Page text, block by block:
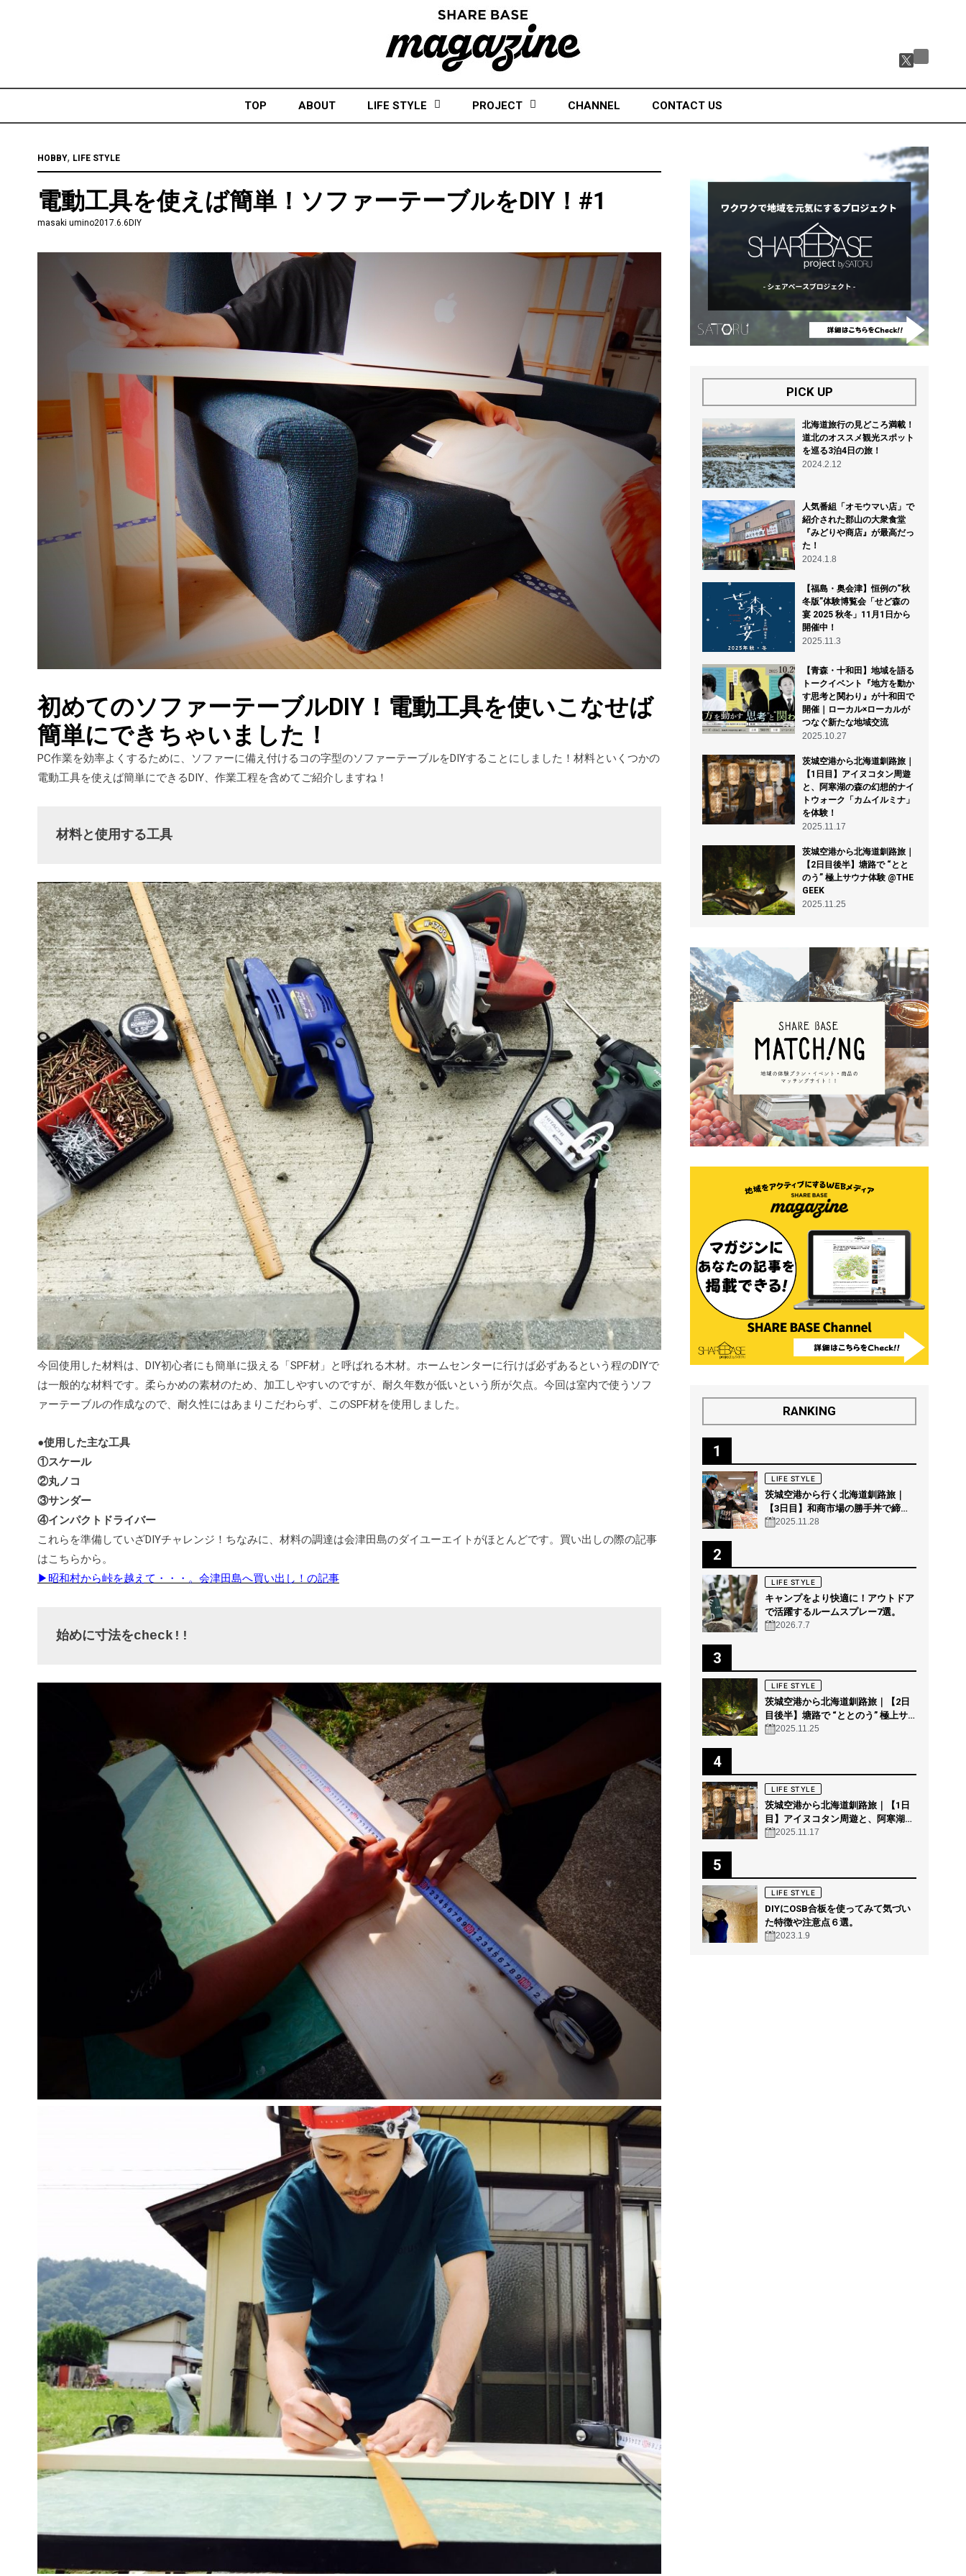
TOP ABOUT LIFE STYLE PROJECT CHANNEL CONTACT US
HOBBY, LIFE STYLE
電動工具を使えば簡単！ソファーテーブルをDIY！#1
masaki umino2017.6.6 DIY
初めてのソファーテーブルDIY！電動工具を使いこなせば
簡単にできちゃいました！
PC作業を効率よくするために、ソファーに備え付けるコの字型のソファーテーブルをDIYすることにしました！材料といくつかの
電動工具を使えば簡単にできるDIY、作業工程を含めてご紹介しますね！
材料と使用する工具
今回使用した材料は、DIY初心者にも簡単に扱える「SPF材」と呼ばれる木材。ホームセンターに行けば必ずあるという程のDIYで
は一般的な材料です。柔らかめの素材のため、加工しやすいのですが、耐久年数が低いという所が欠点。今回は室内で使うソフ
ァーテーブルの作成なので、耐久性にはあまりこだわらず、このSPF材を使用しました。
●使用した主な工具
①スケール
②丸ノコ
③サンダー
④インパクトドライバー
これらを準備していざDIYチャレンジ！ちなみに、材料の調達は会津田島のダイユーエイトがほとんどです。買い出しの際の記事
はこちらから。
▶昭和村から峠を越えて・・・。会津田島へ買い出し！の記事
始めに寸法をcheck!!
PICK UP
北海道旅行の見どころ満載！
道北のオススメ観光スポット
を巡る3泊4日の旅！
2024.2.12
人気番組「オモウマい店」で
紹介された郡山の大衆食堂
『みどりや商店』が最高だっ
た！
2024.1.8
【福島・奥会津】恒例の“秋
冬版”体験博覧会「せど森の
宴 2025 秋冬」11月1日から
開催中！
2025.11.3
【青森・十和田】地域を語る
トークイベント『地方を動か
す思考と関わり』が十和田で
開催｜ローカル×ローカルが
つなぐ新たな地域交流
2025.10.27
茨城空港から北海道釧路旅｜
【1日目】アイヌコタン周遊
と、阿寒湖の森の幻想的ナイ
トウォーク「カムイルミナ」
を体験！
2025.11.17
茨城空港から北海道釧路旅｜
【2日目後半】塘路で “とと
のう” 極上サウナ体験 @THE
GEEK
2025.11.25
RANKING
1
LIFE STYLE
茨城空港から行く北海道釧路旅｜
【3日目】和商市場の勝手丼で締め
る“釧路の朝グルメ”
2025.11.28
2
LIFE STYLE
キャンプをより快適に！アウトドア
で活躍するルームスプレー7選。
2026.7.7
3
LIFE STYLE
茨城空港から北海道釧路旅｜【2日
目後半】塘路で “ととのう” 極上サ
ウナ体験 @THE GEEK
2025.11.25
4
LIFE STYLE
茨城空港から北海道釧路旅｜【1日
目】アイヌコタン周遊と、阿寒湖の
森の幻想的ナイトウォーク「カムイ
2025.11.17
5
LIFE STYLE
DIYにOSB合板を使ってみて気づい
た特徴や注意点６選。
2023.1.9